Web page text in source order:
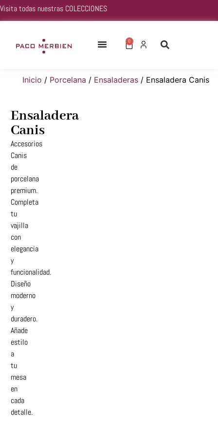
Visita todas nuestras COLECCIONES
0
Inicio / Porcelana / Ensaladeras/ Ensaladera Canis
Ensaladera
Canis
Accesorios
Canis
de
porcelana
premium.
Completa
tu
vajilla
con
elegancia
y
funcionalidad.
Diseño
moderno
y
duradero.
Añade
estilo
a
tu
mesa
en
cada
detalle.